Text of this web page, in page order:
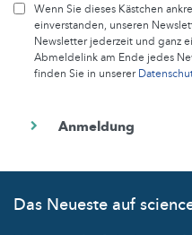
Wenn Sie dieses Kästchen
einverstanden, unseren
Newsletter jederzeit und ganz
Abmeldelink am Ende jedes
finden Sie in unserer
Das Neueste auf